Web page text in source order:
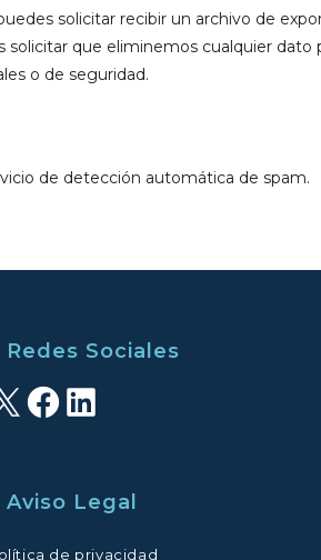
solicitar recibir un archivo de
solicitar que eliminemos cualquier
o de seguridad.
de detección automática de spam.
Redes Sociales
FacebookLinkedIn
Aviso Legal
de privacidad